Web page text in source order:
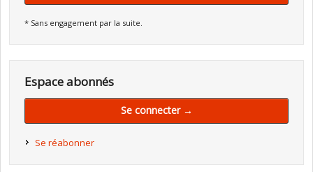
* Sans engagement par la suite.
Espace abonnés
Se connecter →
Se réabonner